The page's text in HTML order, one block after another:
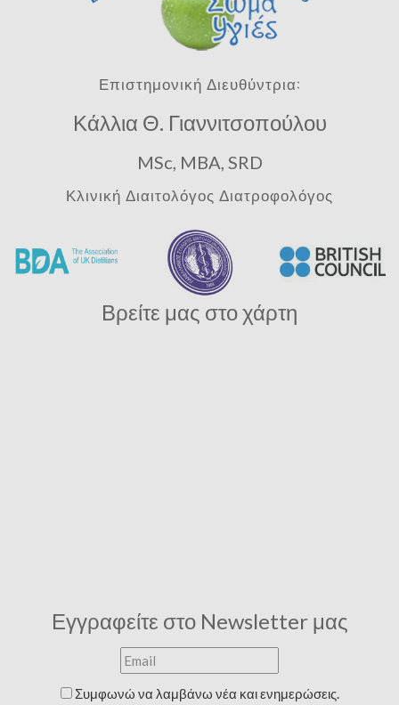
Επιστημονική Διευθύντρια:
Κάλλια Θ. Γιαννιτσοπούλου
MSc, MBA, SRD
Κλινική Διαιτολόγος Διατροφολόγος
Βρείτε μας στο χάρτη
Εγγραφείτε στο Newsletter μας
Συμφωνώ να λαμβάνω νέα και ενημερώσεις.